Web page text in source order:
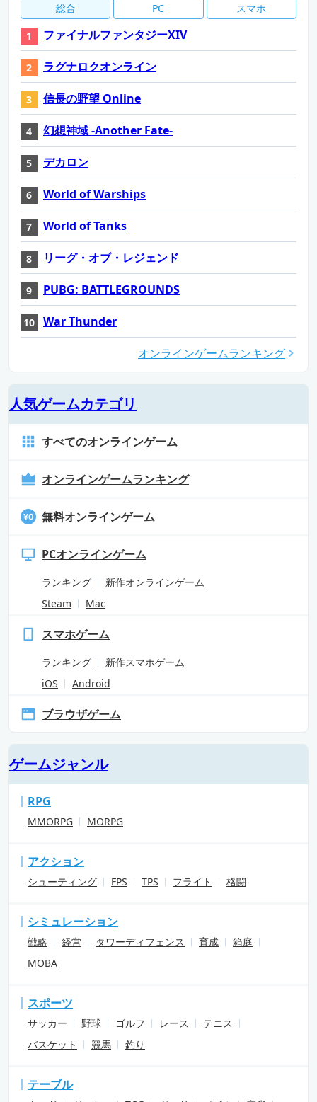
総合 PC スマホ
ファイナルファンタジーXIV
ラグナロクオンライン
信長の野望 Online
幻想神域 -Another Fate-
デカロン
World of Warships
World of Tanks
リーグ・オブ・レジェンド
PUBG: BATTLEGROUNDS
War Thunder
オンラインゲームランキング
人気ゲームカテゴリ
すべてのオンラインゲーム
オンラインゲームランキング
無料オンラインゲーム
PCオンラインゲーム
ランキング
新作オンラインゲーム
Steam
Mac
スマホゲーム
ランキング
新作スマホゲーム
iOS
Android
ブラウザゲーム
ゲームジャンル
RPG
MMORPG MORPG
アクション
シューティング FPS TPS フライト 格闘
シミュレーション
戦略 経営 タワーディフェンス 育成
箱庭
MOBA
スポーツ
サッカー 野球 ゴルフ レース
テニス
バスケット
競馬 釣り
テーブル